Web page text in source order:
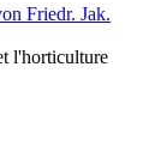
Friedr. Jak.
l'horticulture